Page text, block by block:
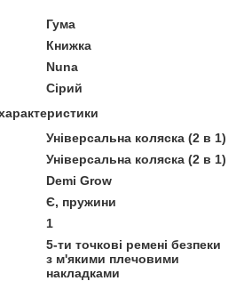
Гума
Книжка
Nuna
Сірий
Універсальна коляска (2 в 1)
Універсальна коляска (2 в 1)
Demi Grow
Є, пружини
1
5-ти точкові ремені безпеки
з м'якими плечовими
накладками